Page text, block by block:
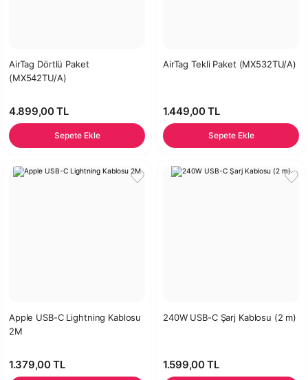
AirTag Dörtlü Paket
(MX542TU/A)
4.899,00 TL
Sepete Ekle
AirTag Tekli Paket (MX532TU/A)
1.449,00 TL
Sepete Ekle
Apple USB-C Lightning Kablosu
2M
1.379,00 TL
240W USB-C Şarj Kablosu (2 m)
1.599,00 TL